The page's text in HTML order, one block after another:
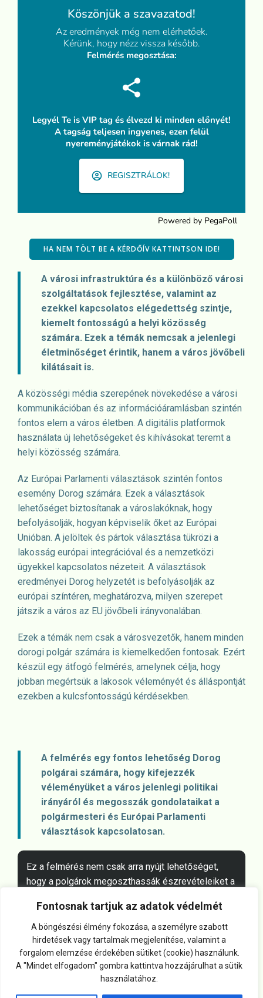
Fontosnak tartjuk az adatok védelmét
A böngészési élmény fokozása, a személyre szabott
hirdetések vagy tartalmak megjelenítése, valamint a
forgalom elemzése érdekében sütiket (cookie) használunk.
A "Mindet elfogadom" gombra kattintva hozzájárulhat a sütik
használatához.
HA NEM TÖLT BE A KÉRDŐÍV KATTINTSON IDE!
A városi infrastruktúra és a különböző városi
szolgáltatások fejlesztése, valamint az
ezekkel kapcsolatos elégedettség szintje,
kiemelt fontosságú a helyi közösség
számára. Ezek a témák nemcsak a jelenlegi
életminőséget érintik, hanem a város jövőbeli
kilátásait is.
A közösségi média szerepének növekedése a városi
kommunikációban és az információáramlásban szintén
fontos elem a város életben. A digitális platformok
használata új lehetőségeket és kihívásokat teremt a
helyi közösség számára.
Az Európai Parlamenti választások szintén fontos
esemény Dorog számára. Ezek a választások
lehetőséget biztosítanak a városlakóknak, hogy
befolyásolják, hogyan képviselik őket az Európai
Unióban. A jelöltek és pártok választása tükrözi a
lakosság európai integrációval és a nemzetközi
ügyekkel kapcsolatos nézeteit. A választások
eredményei Dorog helyzetét is befolyásolják az
európai színtéren, meghatározva, milyen szerepet
játszik a város az EU jövőbeli irányvonalában.
Ezek a témák nem csak a városvezetők, hanem minden
dorogi polgár számára is kiemelkedően fontosak. Ezért
készül egy átfogó felmérés, amelynek célja, hogy
jobban megértsük a lakosok véleményét és álláspontját
ezekben a kulcsfontosságú kérdésekben.
A felmérés egy fontos lehetőség Dorog
polgárai számára, hogy kifejezzék
véleményüket a város jelenlegi politikai
irányáról és megosszák gondolataikat a
polgármesteri és Európai Parlamenti
választások kapcsolatosan.
Ez a felmérés nem csak arra nyújt lehetőséget,
hogy a polgárok megoszthassák észrevételeiket a
értékeljék a helyi politikai vezetők munkáját.
Arra bíztatjuk Dorog lakóit, hogy éljenek ezzel a
lehetőséggel, vegyenek részt ebben a felmérésben, és
osszák meg véleményüket a felmérés során. Az Ön